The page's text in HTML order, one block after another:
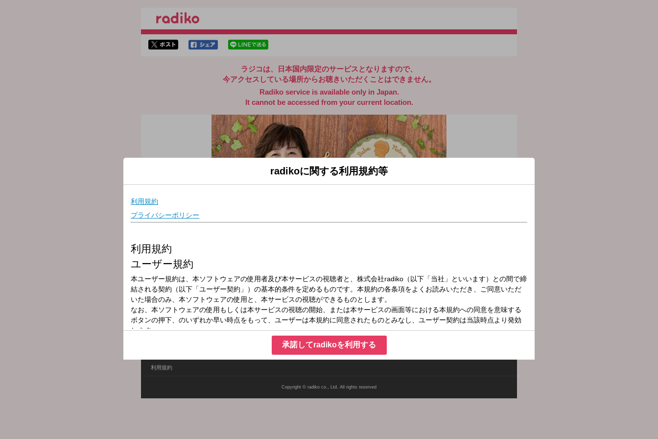
ラジコは、日本国内限定のサービスとなりますので、
今アクセスしている場所からお聴きいただくことはできません。
Radiko service is available only in Japan.
It cannot be accessed from your current location.
放送局
放送時間
2026年6月6日（土）12:00～12:30
番組名
ばばラジCafe
カフェのオーナー馬場のぶえが言葉と音楽でお送りする30分
利用規約
Copyright © radiko co., Ltd. All rights reserved
radikoに関する利用規約等
承諾してradikoを利用する